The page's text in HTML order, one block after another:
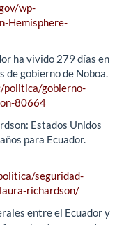
wp-
Hemisphere-
ha vivido 279 días en
de gobierno de Noboa.
politica/gobierno-
80664
Estados Unidos
para Ecuador.
seguridad-
richardson/
entre el Ecuador y